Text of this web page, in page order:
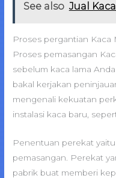
See also Jual
Proses pergantian Kaca
Proses pemasangan
sebelum kaca lama
bakal kerjakan
mengenali kekuatan
instalasi kaca baru,
Penentuan perekat
pemasangan. Perekat
pabrik buat memberi